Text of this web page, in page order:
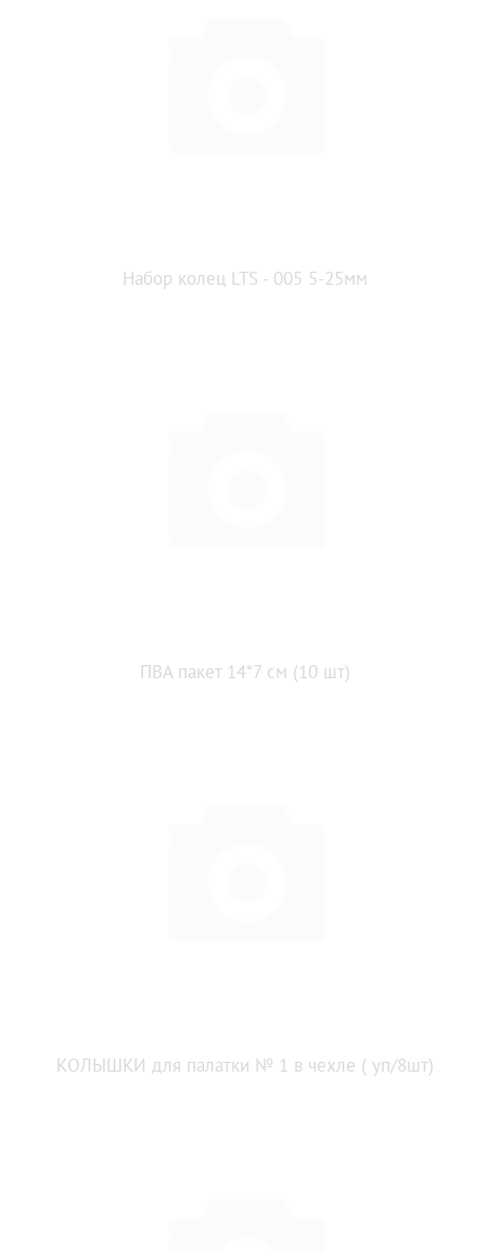
Набор колец LTS - 005 5-25мм
ПВА пакет 14*7 см (10 шт)
КОЛЫШКИ для палатки № 1 в чехле ( уп/8шт)